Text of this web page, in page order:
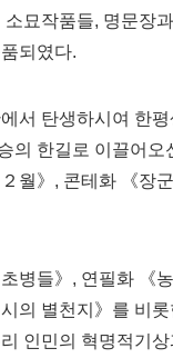
묘작품들, 명문장
되였다.
서 탄생하시여 한
의 한길로 이끌어
월》, 콘테화 《장
병들》, 연필화 《
의 별천지》를 비
인민의 혁명적기